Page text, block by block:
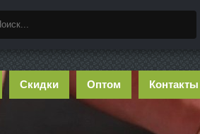
Скидки Оптом Контакты